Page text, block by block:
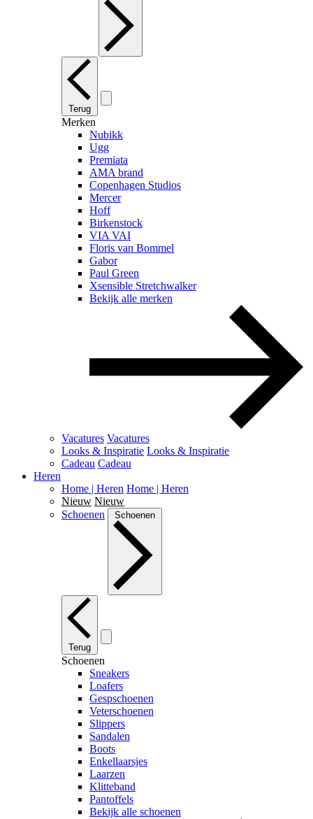
Terug
Merken
Nubikk
Ugg
Premiata
AMA brand
Copenhagen Studios
Mercer
Hoff
Birkenstock
VIA VAI
Floris van Bommel
Gabor
Paul Green
Xsensible Stretchwalker
Bekijk alle merken
Vacatures Vacatures
Looks & Inspiratie Looks & Inspiratie
Cadeau Cadeau
Heren
Home | Heren Home | Heren
Nieuw Nieuw
Schoenen
Schoenen
Terug
Schoenen
Sneakers
Loafers
Gespschoenen
Veterschoenen
Slippers
Sandalen
Boots
Enkellaarsjes
Laarzen
Klitteband
Pantoffels
Bekijk alle schoenen